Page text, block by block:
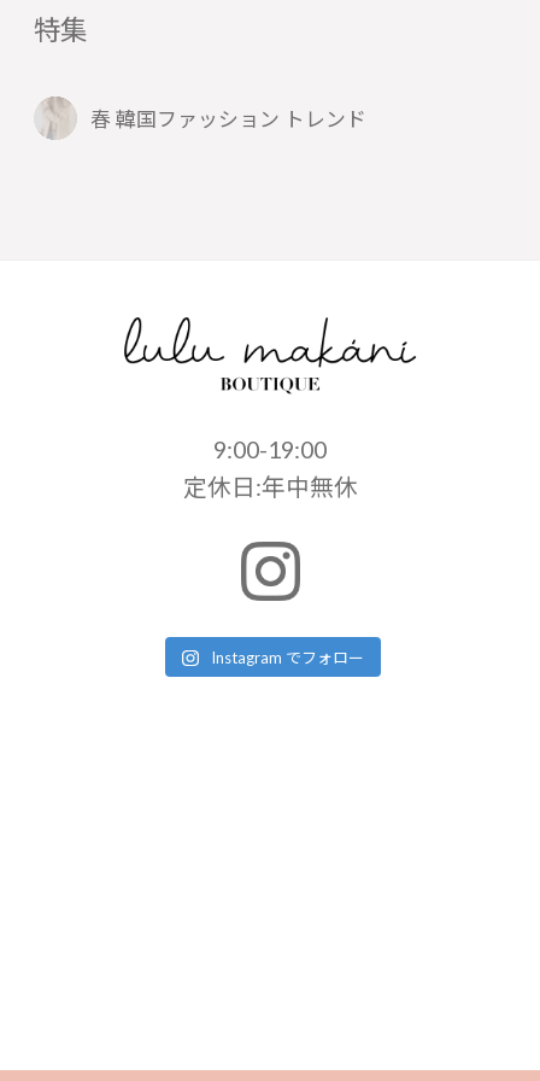
特集
春 韓国ファッション トレンド
9:00-19:00
定休日:年中無休
Instagram でフォロー